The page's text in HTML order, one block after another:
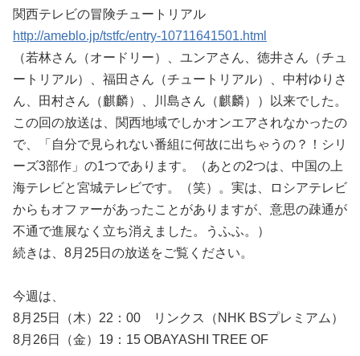
関西テレビの冒険チュートリアル
http://ameblo.jp/tstfc/entry-10711641501.html
（若林さん（オードリー）、ユンアさん、徳井さん（チュ
ートリアル）、福田さん（チュートリアル）、中村ゆりさ
ん、田村さん（麒麟）、川島さん（麒麟））以来でした。
この回の放送は、関西地域でしかオンエアされなかったの
で、「自分で見られない番組に何故に出ちゃうの？！シリ
ーズ3部作」の1つであります。（あとの2つは、中国の上
海テレビと宮城テレビです。（笑）。実は、ロシアテレビ
からもオファーがあったことがありますが、意思の疎通が
不通で進展なく立ち消えました。うふふ。）
続きは、8月25日の放送をご覧ください。
今週は、
8月25日（木）22：00 リンクス（NHK BSプレミアム）
8月26日（金）19：15 OBAYASHI TREE OF